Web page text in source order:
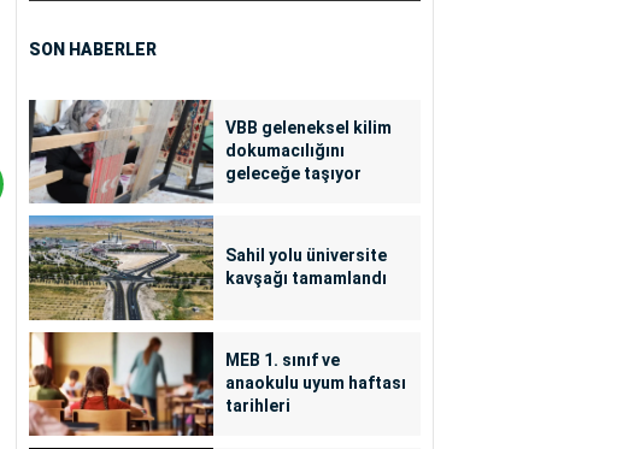
SON HABERLER
VBB geleneksel kilim
dokumacılığını
geleceğe taşıyor
Sahil yolu üniversite
kavşağı tamamlandı
MEB 1. sınıf ve
anaokulu uyum haftası
tarihleri